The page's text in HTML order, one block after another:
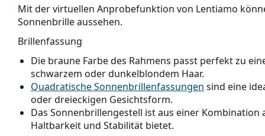
Mit der virtuellen Anprobefunktion von Lentiamo
Sonnenbrille aussehen.
Brillenfassung
Die braune Farbe des Rahmens passt perfekt zu
schwarzem oder dunkelblondem Haar.
Quadratische Sonnenbrillenfassungen sind eine
oder dreieckigen Gesichtsform.
Das Sonnenbrillengestell ist aus einer
Haltbarkeit und Stabilität bietet.